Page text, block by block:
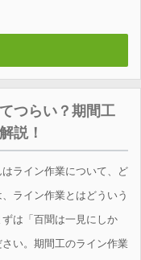
つらい？期間工
説！
ライン作業について、ど
ライン作業とはどういう
は「百聞は一見にしか
い。期間工のライン作業